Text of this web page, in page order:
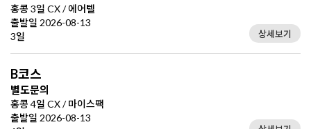
홍콩 3일 CX / 에어텔
출발일 2026-08-13
3일
상세보기
B코스
별도문의
홍콩 4일 CX / 마이스팩
출발일 2026-08-13